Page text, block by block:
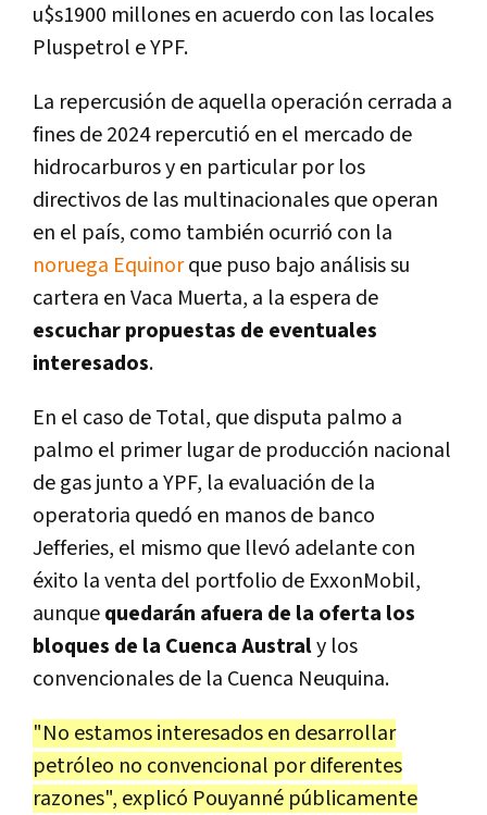
u$s1900 millones en acuerdo con las locales
Pluspetrol e YPF.
La repercusión de aquella operación cerrada a
fines de 2024 repercutió en el mercado de
hidrocarburos y en particular por los
directivos de las multinacionales que operan
en el país, como también ocurrió con la
noruega Equinorque puso bajo análisis su
cartera en Vaca Muerta, a la espera de
escuchar propuestas de eventuales
interesados.
En el caso de Total, que disputa palmo a
palmo el primer lugar de producción nacional
de gas junto a YPF, la evaluación de la
operatoria quedó en manos de banco
Jefferies, el mismo que llevó adelante con
éxito la venta del portfolio de ExxonMobil,
aunquequedarán afuera de la oferta los
bloques de la Cuenca Australy los
convencionales de la Cuenca Neuquina.
"No estamos interesados en desarrollar
petróleo no convencional por diferentes
razones", explicó Pouyanné públicamente